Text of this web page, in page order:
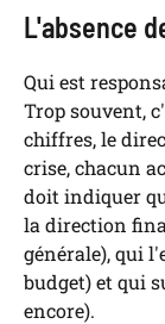
L'absence
Qui est
Trop souvent,
chiffres, le
crise, chacun
doit indiquer
la direction
générale), qui
budget) et qui
encore).